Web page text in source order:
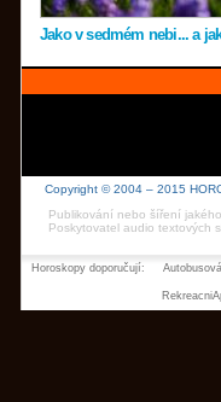
Jako v sedmém nebi... a
Copyright © 2004 – 2015
Publikování nebo šíření
Poskytovatel audio textových
Horoskopy doporučují: